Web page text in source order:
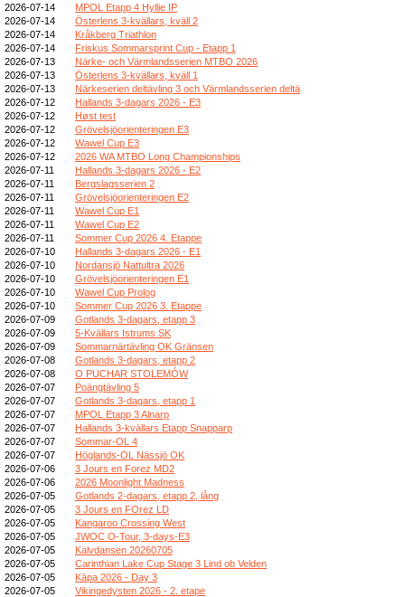
2026-07-14
MPOL Etapp 4 Hyllie IP
2026-07-14
Österlens 3-kvällars, kväll 2
2026-07-14
Kråkberg Triathlon
2026-07-14
Friskus Sommarsprint Cup - Etapp 1
2026-07-13
Närke- och Värmlandsserien MTBO 2026
2026-07-13
Österlens 3-kvällars, kväll 1
2026-07-13
Närkeserien deltävling 3 och Värmlandsserien deltä
2026-07-12
Hallands 3-dagars 2026 - E3
2026-07-12
Høst test
2026-07-12
Grövelsjöorienteringen E3
2026-07-12
Wawel Cup E3
2026-07-12
2026 WA MTBO Long Championships
2026-07-11
Hallands 3-dagars 2026 - E2
2026-07-11
Bergslagsserien 2
2026-07-11
Grövelsjöorienteringen E2
2026-07-11
Wawel Cup E1
2026-07-11
Wawel Cup E2
2026-07-11
Sommer Cup 2026 4. Etappe
2026-07-10
Hallands 3-dagars 2026 - E1
2026-07-10
Nordansjö Nattultra 2026
2026-07-10
Grövelsjöorienteringen E1
2026-07-10
Wawel Cup Prolog
2026-07-10
Sommer Cup 2026 3. Etappe
2026-07-09
Gotlands 3-dagars, etapp 3
2026-07-09
5-Kvällars Istrums SK
2026-07-09
Sommarnärtävling OK Gränsen
2026-07-08
Gotlands 3-dagars, etapp 2
2026-07-08
O PUCHAR STOLEMÓW
2026-07-07
Poängtävling 5
2026-07-07
Gotlands 3-dagars, etapp 1
2026-07-07
MPOL Etapp 3 Alnarp
2026-07-07
Hallands 3-kvällars Etapp Snapparp
2026-07-07
Sommar-OL 4
2026-07-07
Höglands-OL Nässjö OK
2026-07-06
3 Jours en Forez MD2
2026-07-06
2026 Moonlight Madness
2026-07-05
Gotlands 2-dagars, etapp 2, lång
2026-07-05
3 Jours en FOrez LD
2026-07-05
Kangaroo Crossing West
2026-07-05
JWOC O-Tour, 3-days-E3
2026-07-05
Kalvdansen 20260705
2026-07-05
Carinthian Lake Cup Stage 3 Lind ob Velden
2026-07-05
Kāpa 2026 - Day 3
2026-07-05
Vikingedysten 2026 - 2. etape